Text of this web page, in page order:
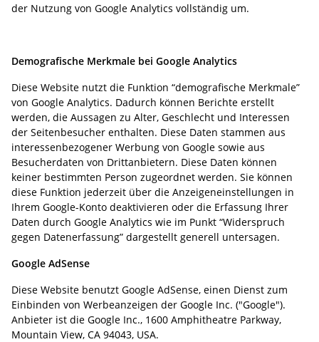
der Nutzung von Google Analytics vollständig um.
Demografische Merkmale bei Google Analytics
Diese Website nutzt die Funktion “demografische Merkmale”
von Google Analytics. Dadurch können Berichte erstellt
werden, die Aussagen zu Alter, Geschlecht und Interessen
der Seitenbesucher enthalten. Diese Daten stammen aus
interessenbezogener Werbung von Google sowie aus
Besucherdaten von Drittanbietern. Diese Daten können
keiner bestimmten Person zugeordnet werden. Sie können
diese Funktion jederzeit über die Anzeigeneinstellungen in
Ihrem Google-Konto deaktivieren oder die Erfassung Ihrer
Daten durch Google Analytics wie im Punkt “Widerspruch
gegen Datenerfassung” dargestellt generell untersagen.
Google AdSense
Diese Website benutzt Google AdSense, einen Dienst zum
Einbinden von Werbeanzeigen der Google Inc. ("Google").
Anbieter ist die Google Inc., 1600 Amphitheatre Parkway,
Mountain View, CA 94043, USA.